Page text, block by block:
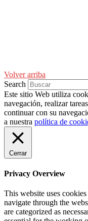
Volver arriba
Search
Este sitio Web utiliza
navegación, realizar
continuar con su
a nuestra política de
Cerrar
Privacy Overview
This website uses
navigate through the
are categorized as